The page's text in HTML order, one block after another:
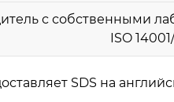
с собственными
ISO
SDS на